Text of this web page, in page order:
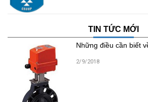
TIN TỨC MỚI
Những điều cần biết
2/9/2018